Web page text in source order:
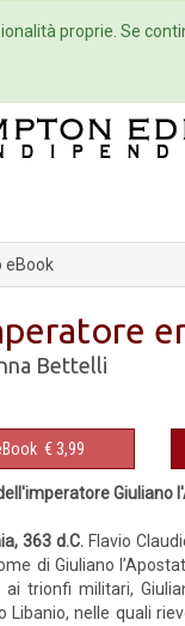
Eventi
eBook
Bettelli
€ 3,99
Giuliano
363 d.C. Flavio
di Giuliano
ai trionfi militari,
Libanio, nelle quali
proprie. Se